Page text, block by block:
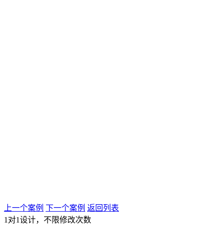
上一个案例 下一个案例 返回列表
1对1设计，不限修改次数